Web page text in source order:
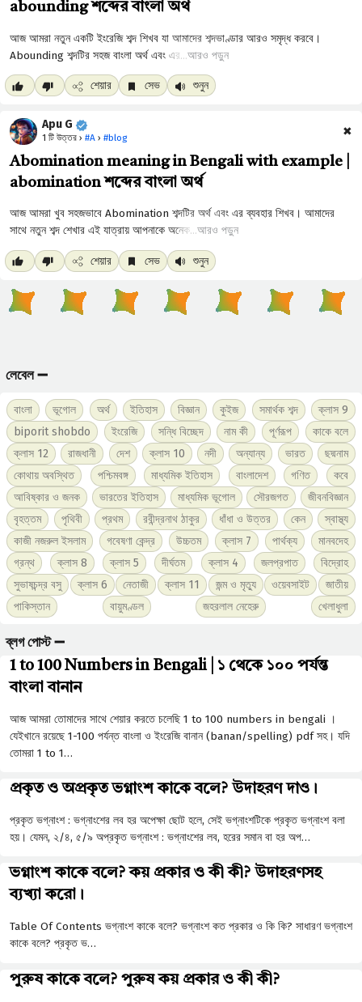
abounding শব্দের বাংলা অর্থ
আরও পড়ুন
শেয়ার সেভ শুনুন
Apu G
1 টি উত্তর › #A› #blog ✖
Abomination meaning in Bengali with example |
abomination শব্দের বাংলা অর্থ
আরও পড়ুন
শেয়ার সেভ শুনুন
লেবেল ➖
বাংলা ভূগোল অর্থ ইতিহাস বিজ্ঞান কুইজ সমার্থক শব্দ
ক্লাস 9
biporit shobdo
ইংরেজি সন্ধি বিচ্ছেদ নাম কী পূর্ণরূপ
কাকে বলে
ক্লাস 12
রাজধানী দেশ ক্লাস 10 নদী অন্যান্য ভারত
ছদ্মনাম
কোথায় অবস্থিত
পশ্চিমবঙ্গ মাধ্যমিক ইতিহাস বাংলাদেশ গণিত
কবে
আবিষ্কার ও জনক
ভারতের ইতিহাস মাধ্যমিক ভূগোল সৌরজগত
জীবনবিজ্ঞান
বৃহত্তম
পৃথিবী প্রথম রবীন্দ্রনাথ ঠাকুর ধাঁধা ও উত্তর কেন
স্বাস্থ্য
কাজী নজরুল ইসলাম
গবেষণা কেন্দ্র উচ্চতম ক্লাস 7 পার্থক্য
মানবদেহ
গ্রন্থ
ক্লাস 8 ক্লাস 5 দীর্ঘতম ক্লাস 4 জলপ্রপাত
বিদ্রোহ
সুভাষচন্দ্র বসু
ক্লাস 6 নেতাজী ক্লাস 11 জন্ম ও মৃত্যু ওয়েবসাইট
জাতীয়
পাকিস্তান
বায়ুমণ্ডল জহরলাল নেহেরু খেলাধুলা
ব্লগ পোস্ট ➖
1 to 100 Numbers in Bengali | ১ থেকে ১০০ পর্যন্ত
বাংলা বানান
আজ আমরা তোমাদের সাথে শেয়ার করতে চলেছি 1 to 100 numbers in bengali ।
যেইখানে রয়েছে 1-100 পর্যন্ত বাংলা ও ইংরেজি বানান (banan/spelling) pdf সহ। যদি
তোমরা 1 to 1…
প্রকৃত ও অপ্রকৃত ভগ্নাংশ কাকে বলে? উদাহরণ দাও।
প্রকৃত ভগ্নাংশ : ভগ্নাংশের লব হর অপেক্ষা ছােট হলে, সেই ভগ্নাংশটিকে প্রকৃত ভগ্নাংশ বলা
হয়। যেমন, ২/৪, ৫/৯ অপ্রকৃত ভগ্নাংশ : ভগ্নাংশের লব, হরের সমান বা হর অপ…
ভগ্নাংশ কাকে বলে? কয় প্রকার ও কী কী? উদাহরণসহ
ব্যখ্যা করো।
Table Of Contents ভগ্নাংশ কাকে বলে? ভগ্নাংশ কত প্রকার ও কি কি? সাধারণ ভগ্নাংশ
কাকে বলে? প্রকৃত ভ…
পুরুষ কাকে বলে? পুরুষ কয় প্রকার ও কী কী?